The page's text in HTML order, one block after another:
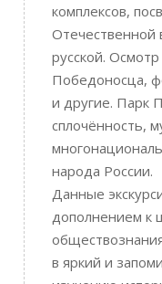
комплексов,
Отечественной
русской.
Победоносца,
и другие. Парк
сплочённость,
народа России.
Данные
дополнением к
в яркий и